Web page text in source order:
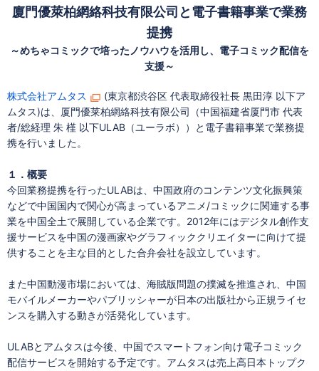
廈門優萊柏網絡科技有限公司と電子書籍事業で業務
提携
～めちゃコミックで培ったノウハウを活用し、電子コミック配信を
支援～
株式会社アムタス
(東京都渋谷区 代表取締役社長 黒田淳 以下ア
ムタス)は、厦門優莱柏網絡科技有限公司（中国福建省厦門市 代表
者/総経理 朱 槿 以下ULAB（ユーラボ））と電子書籍事業で業務提
携を行いました。
１．概要
今回業務提携を行ったULABは、中国政府のコンテンツ文化振興策
などで中国国内で関心が高まっているアニメ/コミックに関連する事
業を中国全土で展開している企業です。2012年にはデジタル創作支
援サービスを中国の漫画家やグラフィッククリエイターに向けて提
供することを主な目的とした合弁会社を設立しています。
また中国動漫市場においては、海賊版問題の撲滅を推進され、中国
モバイルメーカーやパブリッシャーが日本の出版社から正規ライセ
ンスを購入する動きが活発化しています。
ULABとアムタスは今後、中国でスマートフォン向け電子コミック
配信サービスを開始する予定です。アムタスは売上高日本トップク